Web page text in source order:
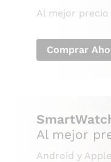
Al mejor precio
Comprar
Al mejor
Android y Apple